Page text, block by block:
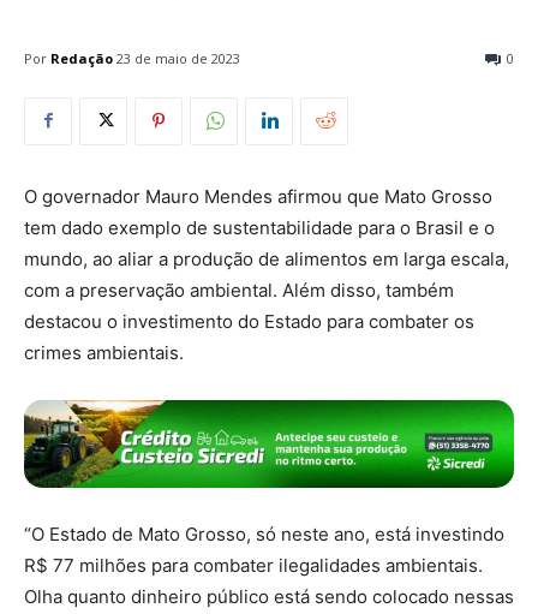
Por Redação 0
23 de maio de 2023
O governador Mauro Mendes afirmou que Mato Grosso
tem dado exemplo de sustentabilidade para o Brasil e o
mundo, ao aliar a produção de alimentos em larga escala,
com a preservação ambiental. Além disso, também
destacou o investimento do Estado para combater os
crimes ambientais.
“O Estado de Mato Grosso, só neste ano, está investindo
R$ 77 milhões para combater ilegalidades ambientais.
Olha quanto dinheiro público está sendo colocado nessas